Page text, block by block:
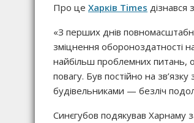
Про це Харків Times дізнався
«З перших днів
зміцнення обороноздатності
найбільш проблемних питань,
повагу. Був постійно на
будівельниками — безліч
Синєгубов подякував Харнаму